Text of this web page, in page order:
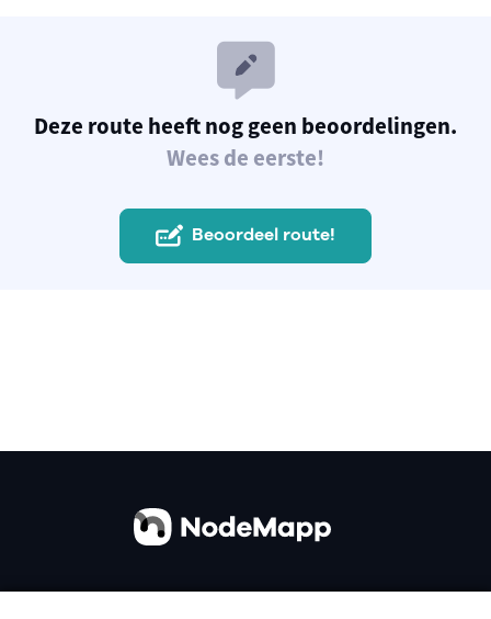
Deze route heeft nog geen beoordelingen.
Wees de eerste!
Beoordeel route!